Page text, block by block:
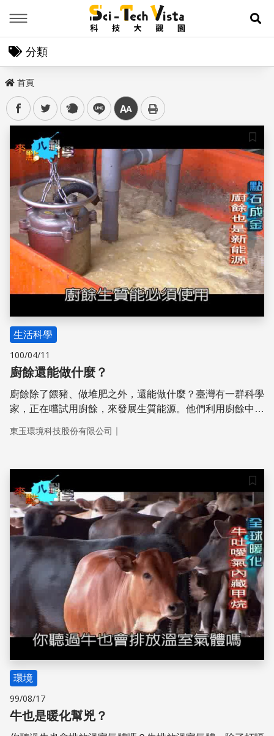
展
分類
首頁
facebooktwitter plurk line 中
儲存
生活科學
100/04/11
廚餘還能做什麼？
廚餘除了餵豬、做堆肥之外，還能做什麼？臺灣有一群科學
家，正在嚐試用廚餘，來發展生質能源。他們利用廚餘中豐
肥的好氧菌不同，廚餘生質能必須使用厭氧菌來醱酵。碳水
氫氣；再進入甲烷槽繼續作用，產出甲烷、液肥及固肥等最
終產品。 科學可以把廢棄物變資源，但最根本的方法，還
是你我，從源頭的減量做起。
東玉環境科技股份有限公司 ｜
儲存
環境
99/08/17
牛也是暖化幫兇？